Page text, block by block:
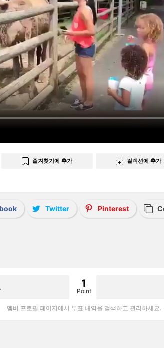
즐겨찾기에 추가 컬렉션에 추가
Twitter Pinterest
1
Point
멤버 프로필 페이지에서 투표 내역을 검색하고 관리하세요.